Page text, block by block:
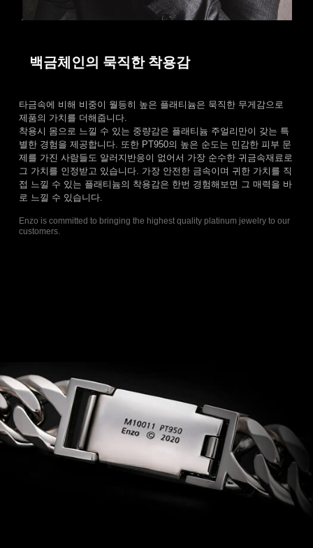
백금체인의 묵직한 착용감
타금속에 비해 비중이 월등히 높은 플래티늄은 묵직한 무게감으로
제품의 가치를 더해줍니다.
착용시 몸으로 느낄 수 있는 중량감은 플래티늄 주얼리만이 갖는 특
별한 경험을 제공합니다. 또한 PT950의 높은 순도는 민감한 피부 문
제를 가진 사람들도 알러지반응이 없어서 가장 순수한 귀금속재료로
그 가치를 인정받고 있습니다. 가장 안전한 금속이며 귀한 가치를 직
접 느낄 수 있는 플래티늄의 착용감은 한번 경험해보면 그 매력을 바
로 느낄 수 있습니다.
Enzo is committed to bringing the highest quality platinum jewelry to our
customers.